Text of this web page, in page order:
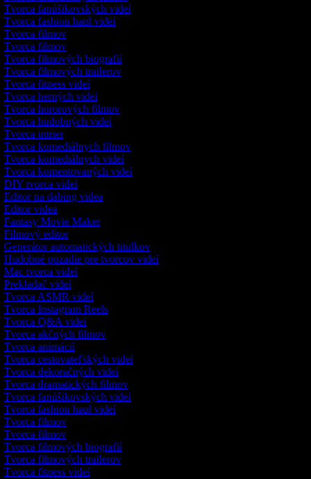
Tvorca fanúšikovských videí
Tvorca fashion haul videí
Tvorca filmov
Tvorca filmov
Tvorca filmových biografií
Tvorca filmových trailerov
Tvorca fitness videí
Tvorca herných videí
Tvorca hororových filmov
Tvorca hudobných videí
Tvorca intrier
Tvorca komediálnych filmov
Tvorca komediálnych videí
Tvorca komentovaných videí
DIY tvorca videí
Editor na dabing videa
Editor videa
Fantasy Movie Maker
Filmový editor
Generátor automatických titulkov
Hudobné pozadie pre tvorcov videí
Mac tvorca videí
Prekladač videí
Tvorca ASMR videí
Tvorca Instagram Reels
Tvorca Q&A videí
Tvorca akčných filmov
Tvorca animácií
Tvorca cestovateľských videí
Tvorca dekoračných videí
Tvorca dramatických filmov
Tvorca fanúšikovských videí
Tvorca fashion haul videí
Tvorca filmov
Tvorca filmov
Tvorca filmových biografií
Tvorca filmových trailerov
Tvorca fitness videí